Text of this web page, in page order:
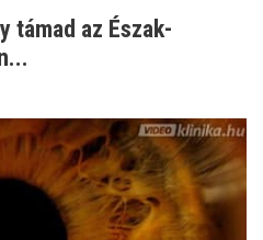
támad az Észak-